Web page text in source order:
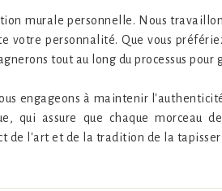
murale personnelle. Nous
personnalité. Que vous
tout au long du processus
engageons à maintenir
qui assure que chaque morceau
de l'art et de la tradition de la